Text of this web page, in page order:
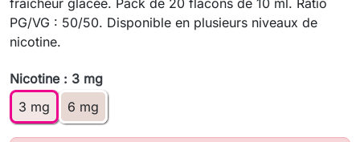
fraîcheur glacée. Pack de 20 flacons de 10 ml. Ratio
PG/VG : 50/50. Disponible en plusieurs niveaux de
nicotine.
Nicotine : 3 mg
3 mg
6 mg